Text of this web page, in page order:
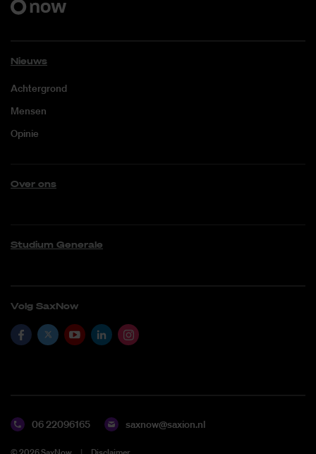
Nieuws
Achtergrond
Mensen
Opinie
Over ons
Studium Generale
Volg SaxNow
06 22096165 saxnow@saxion.nl